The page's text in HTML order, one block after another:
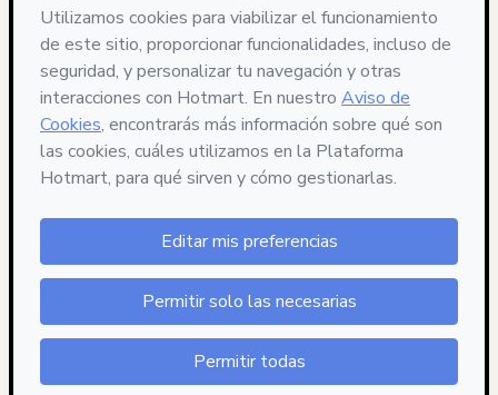
Hotmart ©
- Todos los derechos reservados
2026-08-06T12:26:33.176Z
REF.